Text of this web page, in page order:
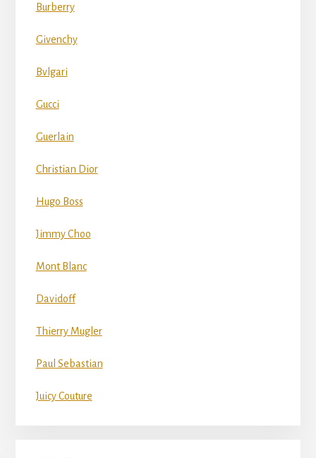
Burberry
Givenchy
Bvlgari
Gucci
Guerlain
Christian Dior
Hugo Boss
Jimmy Choo
Mont Blanc
Davidoff
Thierry Mugler
Paul Sebastian
Juicy Couture